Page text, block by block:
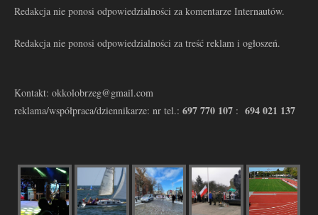
Redakcja nie ponosi odpowiedzialności za komentarze Internautów.
Redakcja nie ponosi odpowiedzialności za treść reklam i ogłoszeń.
Kontakt: okkolobrzeg@gmail.com
reklama/współpraca/dziennikarze: nr tel.: 697 770 107 : 694 021 137